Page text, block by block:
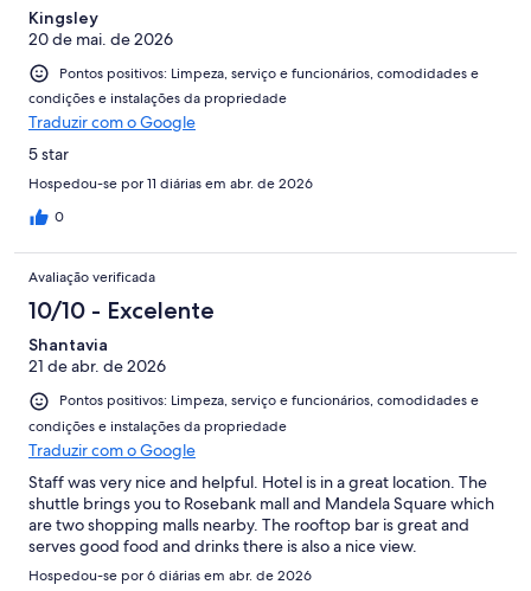
Kingsley
20 de mai. de 2026
Pontos positivos: Limpeza, serviço e funcionários, comodidades e
condições e instalações da propriedade
Traduzir com o Google
5 star
Hospedou-se por 11 diárias em abr. de 2026
0
Avaliação verificada
10/10 - Excelente
Shantavia
21 de abr. de 2026
Pontos positivos: Limpeza, serviço e funcionários, comodidades e
condições e instalações da propriedade
Traduzir com o Google
Staff was very nice and helpful. Hotel is in a great location. The
shuttle brings you to Rosebank mall and Mandela Square which
are two shopping malls nearby. The rooftop bar is great and
serves good food and drinks there is also a nice view.
Hospedou-se por 6 diárias em abr. de 2026